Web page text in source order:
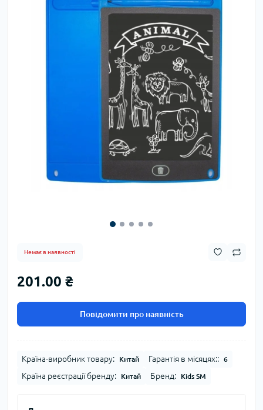
Немає в наявності
201.00 ₴
Повідомити про наявність
Країна-виробник товару: Китай Гарантія в місяцях:: 6
Країна реєстрації бренду: Китай Бренд: Kids SM